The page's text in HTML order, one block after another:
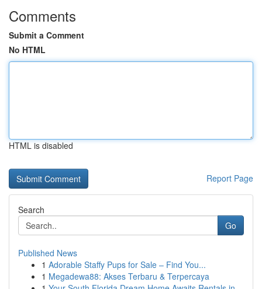
Comments
Submit a Comment
No HTML
HTML is disabled
Report Page
Search
Go
Published News
1 Adorable Staffy Pups for Sale – Find You...
1 Megadewa88: Akses Terbaru & Terpercaya